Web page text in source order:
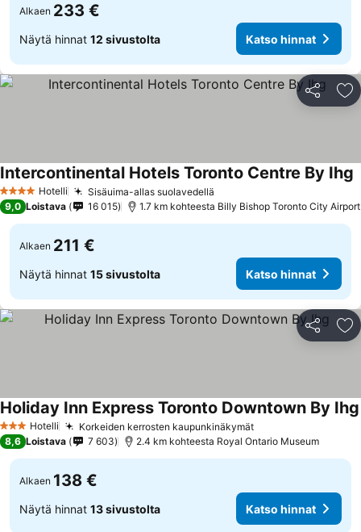
Alkaen 233 €
Näytä hinnat 12 sivustolta Katso hinnat
Jaa
4 Tähtiluokitus
Hotelli Sisäuima-allas suolavedellä
Intercontinental Hotels Toronto Centre By Ihg
9,0 Loistava 16 015 1.7 km kohteesta Billy Bishop Toronto City Airport
Alkaen 211 €
Näytä hinnat 15 sivustolta Katso hinnat
Jaa
3 Tähtiluokitus
Hotelli Korkeiden kerrosten kaupunkinäkymät
Holiday Inn Express Toronto Downtown By Ihg
8,6 Loistava 7 603 2.4 km kohteesta Royal Ontario Museum
Alkaen 138 €
Näytä hinnat 13 sivustolta Katso hinnat